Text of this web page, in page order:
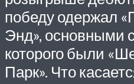
победу одержал
Энд», основными
которого были
Парк». Что